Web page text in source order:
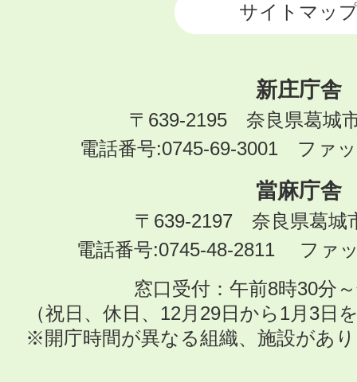
サイトマッ
新庄庁舎
〒639-2195 奈良県葛城
電話番号:0745-69-3001 ファ
當麻庁舎
〒639-2197 奈良県葛城
電話番号:0745-48-2811 ファ
窓口受付：午前8時30分
（祝日、休日、12月29日から1月3日
※開庁時間が異なる組織、施設があ